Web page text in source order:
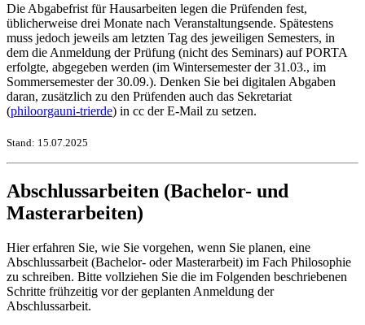
Die Abgabefrist für Hausarbeiten legen die Prüfenden fest,
üblicherweise drei Monate nach Veranstaltungsende. Spätestens
muss jedoch jeweils am letzten Tag des jeweiligen Semesters, in
dem die Anmeldung der Prüfung (nicht des Seminars) auf PORTA
erfolgte, abgegeben werden (im Wintersemester der 31.03., im
Sommersemester der 30.09.). Denken Sie bei digitalen Abgaben
daran, zusätzlich zu den Prüfenden auch das Sekretariat
(philoorgauni-trierde) in cc der E-Mail zu setzen.
Stand: 15.07.2025
Abschlussarbeiten (Bachelor- und
Masterarbeiten)
Hier erfahren Sie, wie Sie vorgehen, wenn Sie planen, eine
Abschlussarbeit (Bachelor- oder Masterarbeit) im Fach Philosophie
zu schreiben. Bitte vollziehen Sie die im Folgenden beschriebenen
Schritte frühzeitig vor der geplanten Anmeldung der
Abschlussarbeit.